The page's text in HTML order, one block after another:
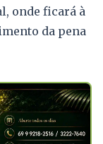
onde ficará à
da pena